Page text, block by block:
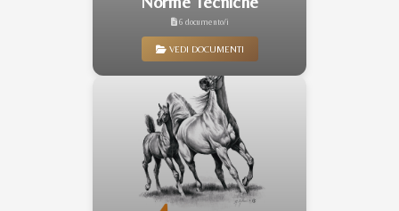
6 documento/i
VEDI DOCUMENTI